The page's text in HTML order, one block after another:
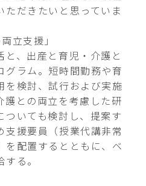
だきたいと思っていま
立支援」
、出産と育児・介護と
グラム。短時間勤務や育
を検討、試行および実施
護との両立を考慮した研
いても検討し、提案す
支援要員（授業代講非常
を配置するとともに、ベ
る。